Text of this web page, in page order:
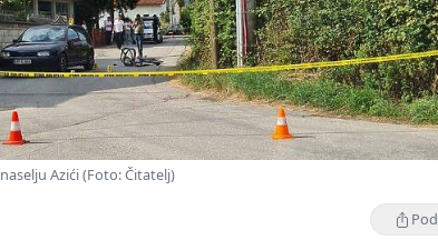
Azići (Foto: Čitatelj)